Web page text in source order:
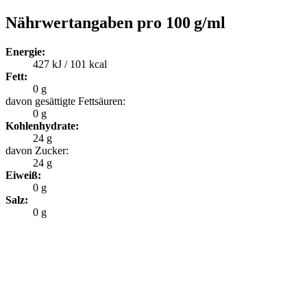
Nährwertangaben pro 100 g/ml
Energie:
427 kJ / 101 kcal
Fett:
0 g
davon gesättigte Fettsäuren:
0 g
Kohlenhydrate:
24 g
davon Zucker:
24 g
Eiweiß:
0 g
Salz:
0 g